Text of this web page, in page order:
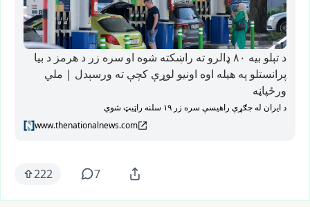
د تېلو بیه ۸۰ ډالرو ته راښکته شوه او سره زر د هرمز د بیا
پرانستلو په هیله اوه اونیو لوړې کچې ته ورسېدل | ملي
ورځپاڼه
د ایران له جګړې راهیسې سره زر ۱۹ سلنه راټیټ شوي
www.thenationalnews.com
222 7